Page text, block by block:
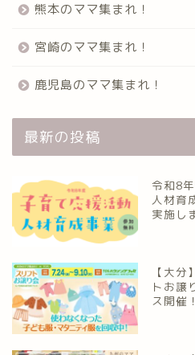
熊本のママ集まれ！
宮崎のママ集まれ！
鹿児島のママ集まれ！
最新の投稿
令和8
人材育
実施し
【大
トお譲
ス開催！